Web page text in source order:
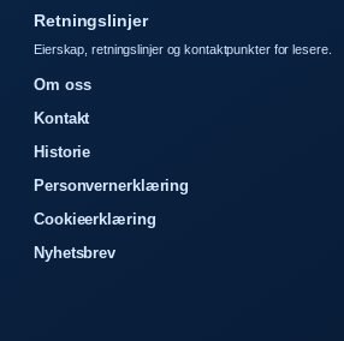
Retningslinjer
Eierskap, retningslinjer og kontaktpunkter for lesere.
Om oss
Kontakt
Historie
Personvernerklæring
Cookieerklæring
Nyhetsbrev